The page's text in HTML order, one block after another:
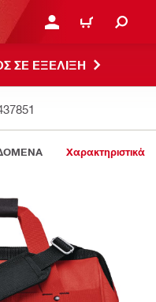
ΚΆΝΕ ΣΎΝΔΕΣΗ Ή
ΚΑΛΆΘΙ
ΣΕ ΕΞΕΛΙΞΗ
Χαρακτηριστικά